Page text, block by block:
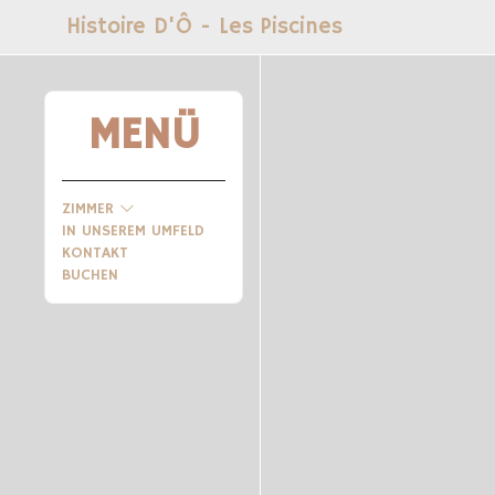
Histoire D'Ô - Les Piscines
MENÜ
ZIMMER
IN UNSEREM UMFELD
KONTAKT
BUCHEN